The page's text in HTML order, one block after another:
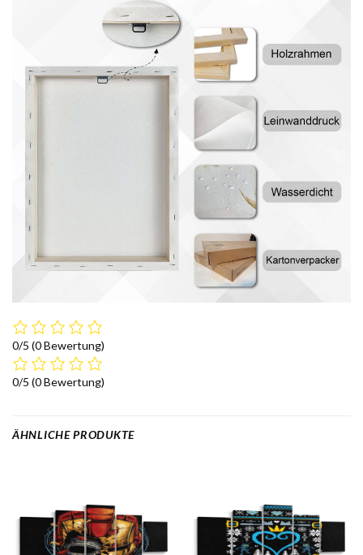
0/5 (0 Bewertung)
0/5 (0 Bewertung)
ÄHNLICHE PRODUKTE